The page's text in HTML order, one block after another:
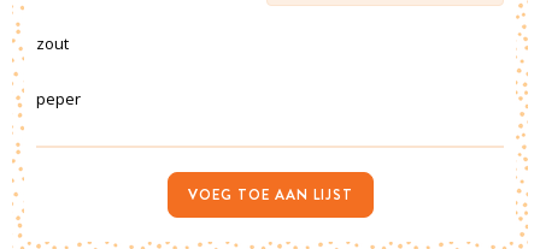
zout
peper
VOEG TOE AAN LIJST